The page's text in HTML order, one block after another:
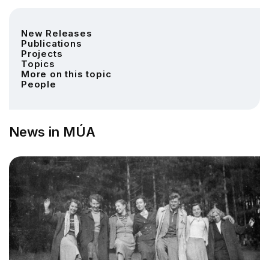
New Releases
Publications
Projects
Topics
More on this topic
People
News in MÚA